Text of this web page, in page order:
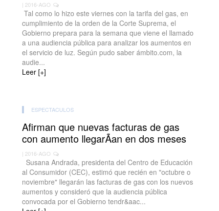
| 2016-AGO
Tal como lo hizo este viernes con la tarifa del gas, en
cumplimiento de la orden de la Corte Suprema, el
Gobierno prepara para la semana que viene el llamado
a una audiencia pública para analizar los aumentos en
el servicio de luz. Según pudo saber ámbito.com, la
audie...
Leer [+]
ESPECTACULOS
Afirman que nuevas facturas de gas
con aumento llegarÃ­an en dos meses
| 2016-AGO
Susana Andrada, presidenta del Centro de Educación
al Consumidor (CEC), estimó que recién en "octubre o
noviembre" llegarán las facturas de gas con los nuevos
aumentos y consideró que la audiencia pública
convocada por el Gobierno tendr&aac...